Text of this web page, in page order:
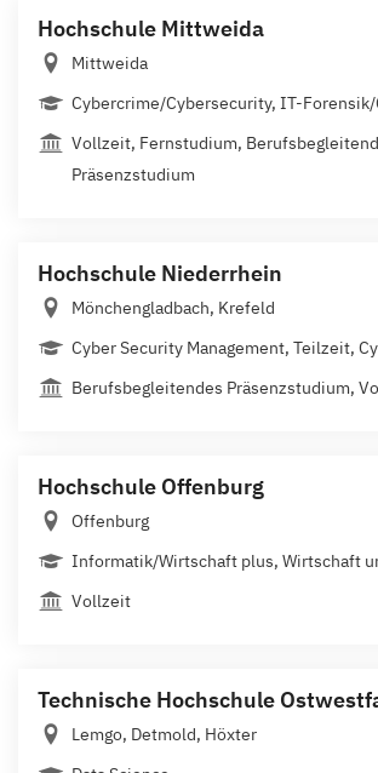
Hochschule Mittweida
Mittweida
Cybercrime/Cybersecurity, IT-
Vollzeit, Fernstudium,
Präsenzstudium
Hochschule Niederrhein
Mönchengladbach, Krefeld
Cyber Security Management, Teilzeit,
Berufsbegleitendes Präsenzstudium,
Hochschule Offenburg
Offenburg
Informatik/Wirtschaft plus, Wirtschaft
Vollzeit
Technische Hochschule
Lemgo, Detmold, Höxter